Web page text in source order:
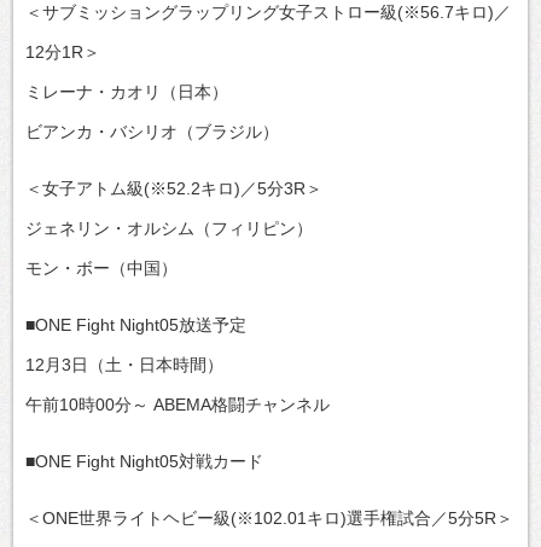
＜サブミッショングラップリング女子ストロー級(※56.7キロ)／
12分1R＞
ミレーナ・カオリ（日本）
ビアンカ・バシリオ（ブラジル）
＜女子アトム級(※52.2キロ)／5分3R＞
ジェネリン・オルシム（フィリピン）
モン・ボー（中国）
■ONE Fight Night05放送予定
12月3日（土・日本時間）
午前10時00分～ ABEMA格闘チャンネル
■ONE Fight Night05対戦カード
＜ONE世界ライトヘビー級(※102.01キロ)選手権試合／5分5R＞